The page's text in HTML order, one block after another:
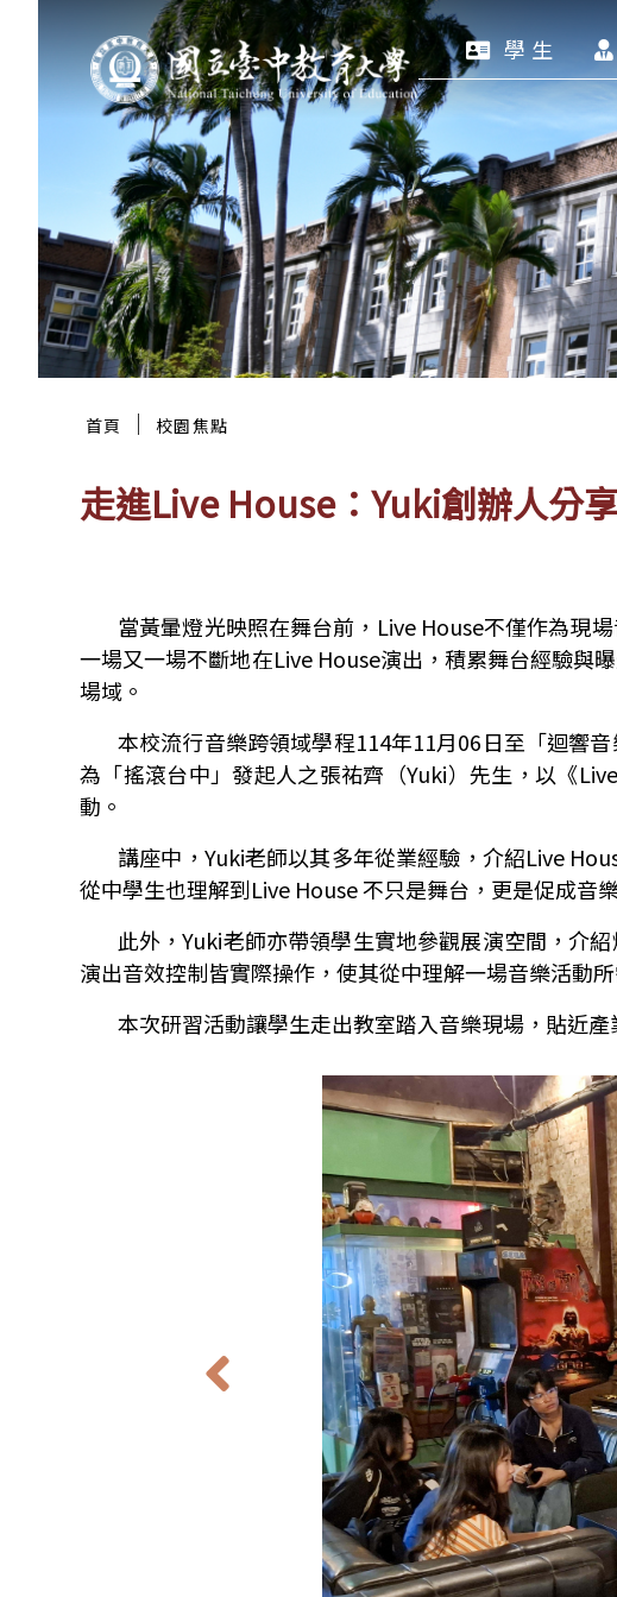
跳
至
主
塊
:::
學生
首頁 ｜ 校園焦點
走進Live House：Yuki創辦人分
當黃暈燈光映照在舞台前， Live House不僅作為現
一場又一場不斷地在Live House演出，積累舞台經驗與
場域。
本校流行音樂跨領域學程114年11月06日至「迴響
為「搖滾台中」發起人之張祐齊（Yuki）先生，以《
動。
講座中， Yuki老師以其多年從業經驗，介紹Live
從中學生也理解到Live House不只是舞台，更是促成音
此外，Yuki老師亦帶領學生實地參觀展演空間，介
演出音效控制皆實際操作，使其從中理解一場音樂活動
本次研習活動讓學生走出教室踏入音樂現場，貼近